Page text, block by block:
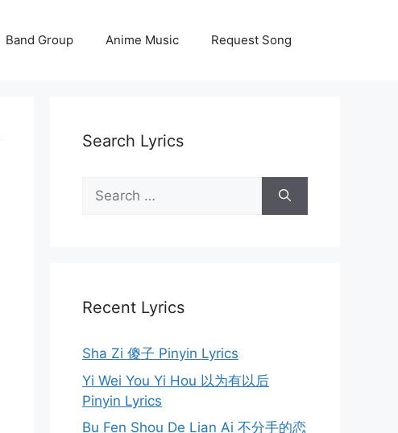
Band Group Anime Music Request Song
Search Lyrics
Search
for:
Recent Lyrics
Sha Zi 傻子 Pinyin Lyrics
Yi Wei You Yi Hou 以为有以后
Pinyin Lyrics
Bu Fen Shou De Lian Ai 不分手的恋